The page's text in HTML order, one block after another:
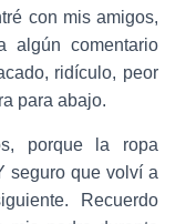
con mis amigos,
comentario
ridículo, peor
para abajo.
porque la ropa
seguro que volví a
Recuerdo